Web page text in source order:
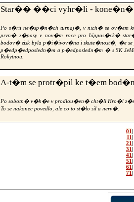
Star�� ��ci vyhr�li - kone�n�
Po s�rii ne�sp�n�ch turnaj�, v nich� se ov�em
prvn� z�pasy v nov�m roce pro hippos�ck�
bodov� zisk byla p�i�ivov�na i skute�nost�, �e
p�edp�edposledn�m a p�edposledn�m � s SK
Rokytnou.
A-t�m se protr�pil ke t�em
Po sobotn� v�h�e v prodlou�en� cht�li Hro�i
To se nakonec povedlo, ale co to st�lo sil a nerv�.
01|
11|
21|
31|
41|
51|
61|
71|